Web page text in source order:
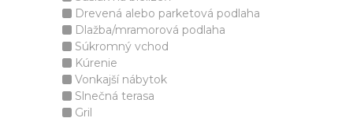
Drevená alebo parketová podlaha
Dlažba/mramorová podlaha
Súkromný vchod
Kúrenie
Vonkajší nábytok
Slnečná terasa
Gril